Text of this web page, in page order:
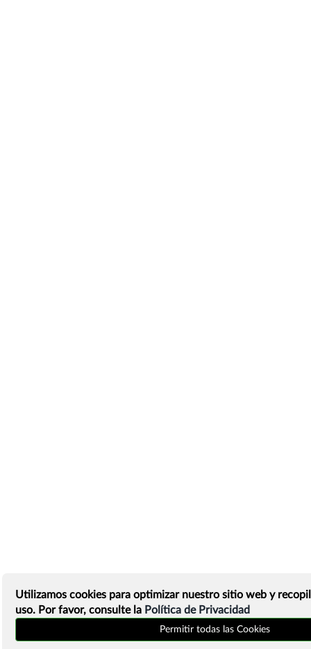
Utilizamos cookies para optimizar nuestro sitio web y
uso. Por favor, consulte la Política de Privacidad
Permitir todas las Cookies